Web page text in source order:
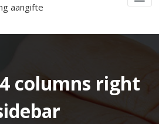
aangifte
columns right